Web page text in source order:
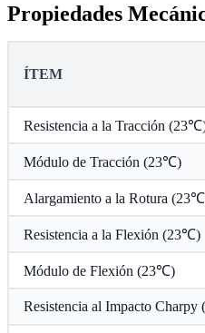
Propiedades
ÍTEM
Resistencia a la Tracción
Módulo de Tracción (23℃)
Alargamiento a la Rotura
Resistencia a la Flexión (23℃)
Módulo de Flexión (23℃)
Resistencia al Impacto Charpy